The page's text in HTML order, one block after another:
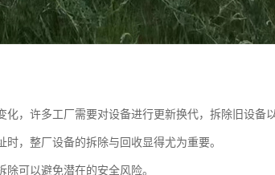
，许多工厂需要对设备进行更新换代，拆除旧设备
，整厂设备的拆除与回收显得尤为重要。
可以避免潜在的安全风险。